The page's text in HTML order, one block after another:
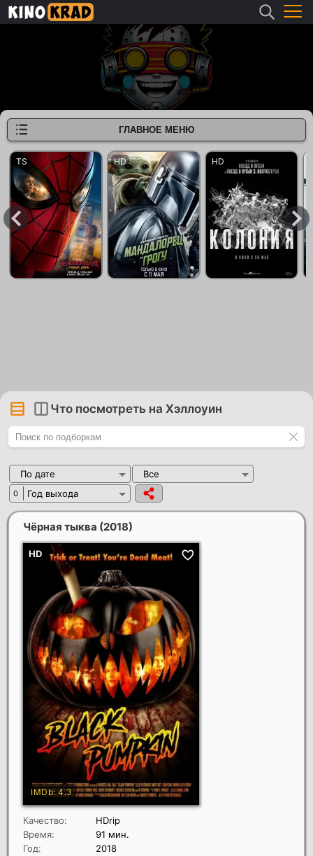
Что посмотреть на Хэллоуин
По дате Все
0 Год выхода
Чёрная тыква (2018)
Качество:
HDrip
Время:
91 мин.
Год:
2018
ГЛАВНОЕ МЕНЮ